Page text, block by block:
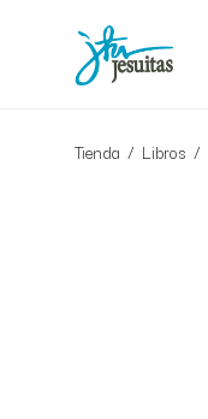
Tienda / Libros /